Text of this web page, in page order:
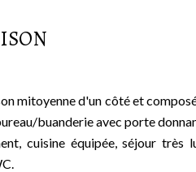
mitoyenne d'un côté et
buanderie avec porte
cuisine équipée, séjour très